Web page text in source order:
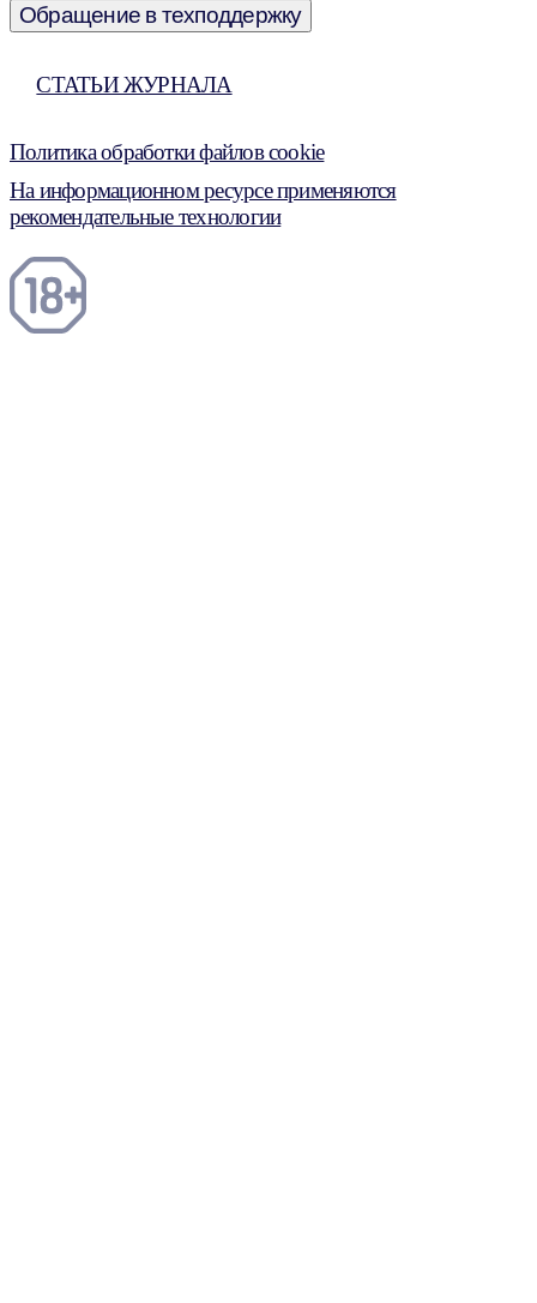
Обращение в техподдержку
СТАТЬИ ЖУРНАЛА
Политика обработки файлов cookie
На информационном ресурсе применяются
рекомендательные технологии